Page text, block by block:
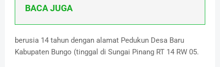
BACA JUGA
berusia 14 tahun dengan alamat Pedukun Desa Baru
Kabupaten Bungo (tinggal di Sungai Pinang RT 14 RW 05.